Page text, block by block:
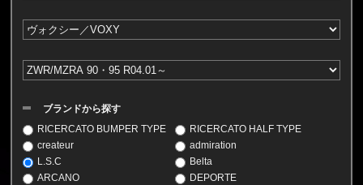
ブランドから探す
RICERCATO BUMPER TYPE
RICERCATO HALF TYPE
createur
admiration
L.S.C
Belta
ARCANO
DEPORTE